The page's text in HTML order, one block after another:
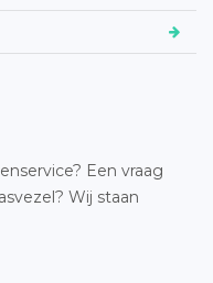
Een vraag
Wij staan